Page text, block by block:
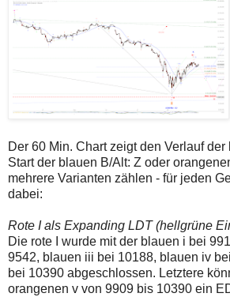
Der 60 Min. Chart zeigt den Verlauf
Start der blauen B/Alt: Z oder
mehrere Varianten zählen - für jeden
dabei:
Rote I als Expanding LDT (hellgrüne
Die rote I wurde mit der blauen i bei
9542, blauen iii bei 10188, blauen iv
bei 10390 abgeschlossen. Letztere
orangenen v von 9909 bis 10390 ein